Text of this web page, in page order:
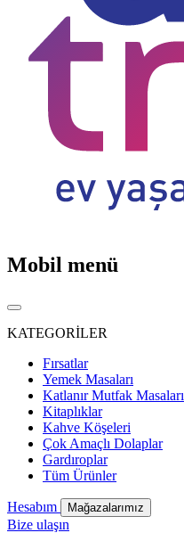
Mobil menü
KATEGORİLER
Fırsatlar
Yemek Masaları
Katlanır Mutfak Masaları
Kitaplıklar
Kahve Köşeleri
Çok Amaçlı Dolaplar
Gardıroplar
Tüm Ürünler
Hesabım Mağazalarımız
Bize ulaşın